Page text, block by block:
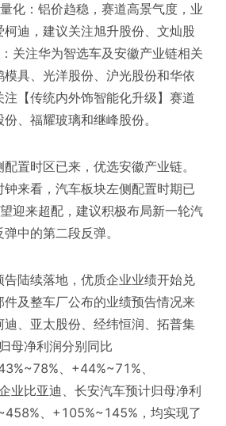
化：铝价趋稳，赛道高景气度，业
迪，建议关注旭升股份、文灿股
关注华为智选车及安徽产业链相关
具、光洋股份、沪光股份和华依
【传统内外饰智能化升级】赛道
、福耀玻璃和继峰股份。
置时区已来，优选安徽产业链。
来看，汽车板块左侧配置时期已
迎来超配，建议积极布局新一轮汽
中的第二段反弹。
陆续落地，优质企业业绩开始兑
及整车厂公布的业绩预告情况来
、亚太股份、经纬恒润、拓普集
母净利润分别同比
、+44%~71%、
业比亚迪、长安汽车预计归母净利
、+105%~145%，均实现了